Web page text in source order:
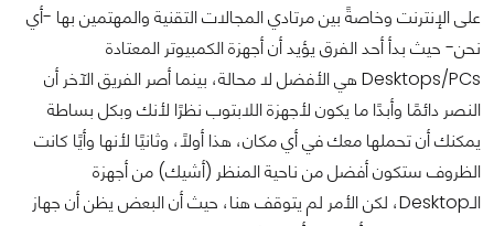
على الإنترنت وخاصةً بين مرتادي المجالات التقنية والمهتمين بها -أي
نحن- حيث بدأ أحد الفرق يؤيد أن أجهزة الكمبيوتر المعتادة
Desktops/PCs هي الأفضل لا محالة، بينما أصر الفريق الآخر أن
النصر دائمًا وأبدًا ما يكون لأجهزة اللابتوب نظرًا لأنك وبكل بساطة
يمكنك أن تحملها معك في أي مكان، هذا أولًا، وثانيًا لأنها وأيًا كانت
الظروف ستكون أفضل من ناحية المنظر (أشيك) من أجهزة
الـDesktop، لكن الأمر لم يتوقف هنا، حيث أن البعض يظن أن جهاز